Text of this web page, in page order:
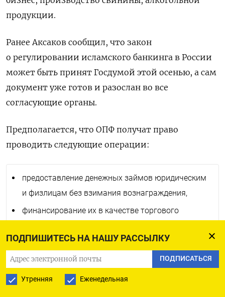
ПОДПИШИТЕСЬ НА НАШУ РАССЫЛКУ
ПОДПИСАТЬСЯ
Утренняя Еженедельная
продукции.
Ранее Аксаков сообщил, что закон
о регулировании исламского банкинга в России
может быть принят Госдумой этой осенью, а сам
документ уже готов и разослан во все
согласующие органы.
Предполагается, что ОПФ получат право
проводить следующие операции:
предоставление денежных займов юридическим
и физлицам без взимания вознаграждения,
финансирование их в качестве торгового
продажи с условием о рассрочке (отсрочке)
платежа или договоров финансовой аренды
(лизинга),
финансирование производственной и торговой